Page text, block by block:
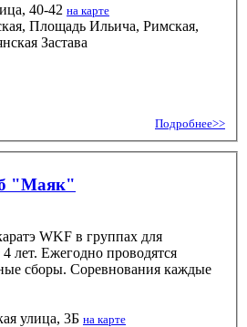
40-42 на карте
Площадь Ильича, Римская,
Застава
Подробнее>>
"Маяк"
WKF в группах для
лет. Ежегодно проводятся
сборы. Соревнования каждые
улица, 3Б на карте